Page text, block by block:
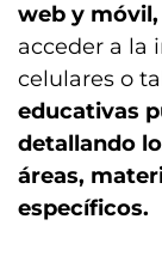
web y móvil,
acceder a la
celulares o
educativas
detallando
áreas,
específicos.